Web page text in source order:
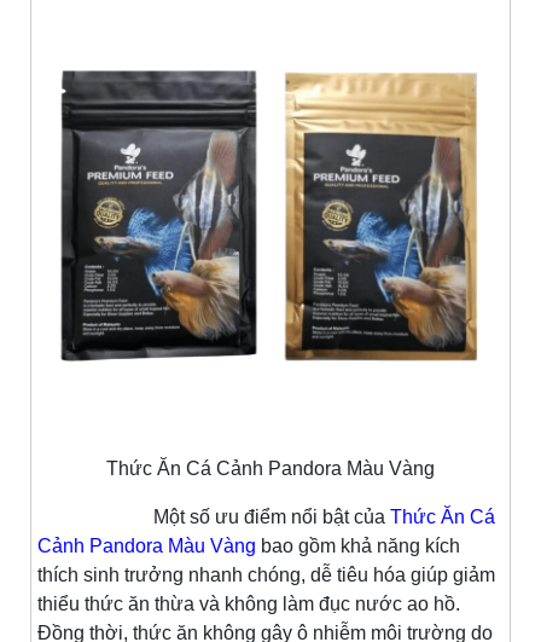
Thức Ăn Cá Cảnh Pandora Màu Vàng
Một số ưu điểm nổi bật của Thức Ăn Cá
Cảnh Pandora Màu Vàng bao gồm khả năng kích
thích sinh trưởng nhanh chóng, dễ tiêu hóa giúp giảm
thiểu thức ăn thừa và không làm đục nước ao hồ.
Đồng thời, thức ăn không gây ô nhiễm môi trường do